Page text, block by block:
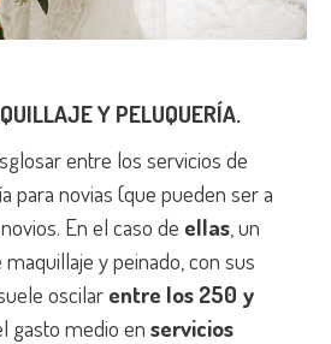
Y PELUQUERÍA.
entre los servicios de
para novias (que pueden ser a
En el caso de ellas , un
y peinado, con sus
oscilar entre los 250 y
gasto medio en servicios